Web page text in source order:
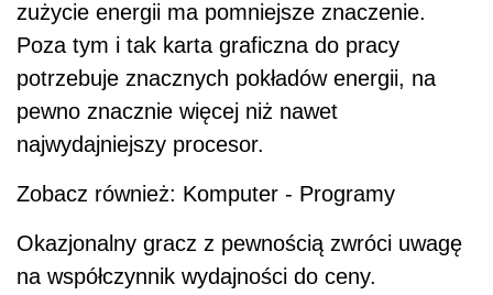
zużycie energii ma pomniejsze znaczenie.
Poza tym i tak karta graficzna do pracy
potrzebuje znacznych pokładów energii, na
pewno znacznie więcej niż nawet
najwydajniejszy procesor.
Zobacz również: Komputer - Programy
Okazjonalny gracz z pewnością zwróci uwagę
na współczynnik wydajności do ceny.